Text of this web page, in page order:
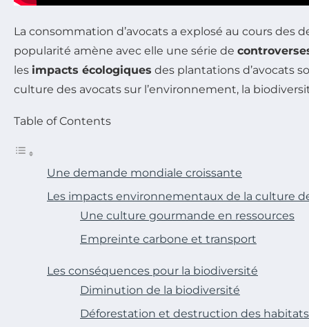
La consommation d’avocats a explosé au cours
popularité amène avec elle une série de
les impacts écologiques des plantations d’avocats
culture des avocats sur l’environnement, la
Table of Contents
Une demande mondiale croissante
Les impacts environnementaux de la culture
Une culture gourmande en ressources
Empreinte carbone et transport
Les conséquences pour la biodiversité
Diminution de la biodiversité
Déforestation et destruction des habitats